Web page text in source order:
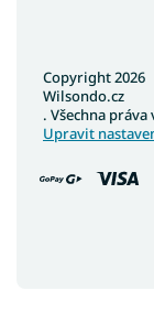
Copyright 2026
Wilsondo.cz
. Všechna práva
Upravit